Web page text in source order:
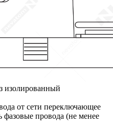
изолированный
от сети переключающее
фазовые провода (не менее